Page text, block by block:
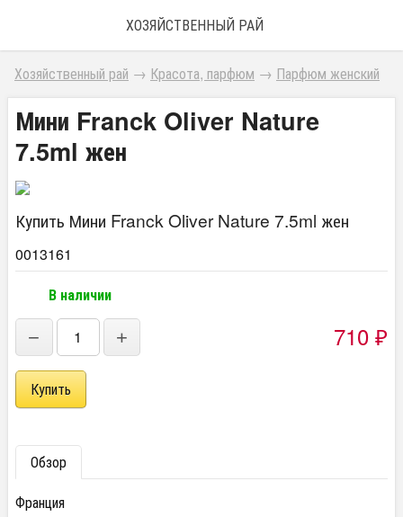
ХОЗЯЙСТВЕННЫЙ РАЙ
Хозяйственный рай → Красота, парфюм → Парфюм женский
Мини Franck Oliver Nature
7.5ml жен
Купить Мини Franck Oliver Nature 7.5ml жен
0013161
В наличии
− + 710 ₽
Обзор
Франция